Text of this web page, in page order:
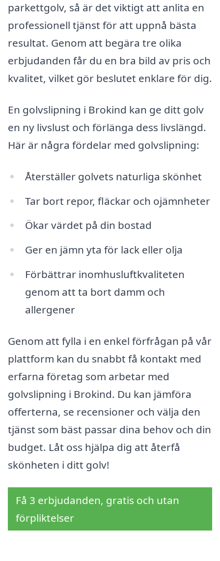
parkettgolv, så är det viktigt att anlita en
professionell tjänst för att uppnå bästa
resultat. Genom att begära tre olika
erbjudanden får du en bra bild av pris och
kvalitet, vilket gör beslutet enklare för dig.
En golvslipning i Brokind kan ge ditt golv
en ny livslust och förlänga dess livslängd.
Här är några fördelar med golvslipning:
Återställer golvets naturliga skönhet
Tar bort repor, fläckar och ojämnheter
Ökar värdet på din bostad
Ger en jämn yta för lack eller olja
Förbättrar inomhusluftkvaliteten
genom att ta bort damm och
allergener
Genom att fylla i en enkel förfrågan på vår
plattform kan du snabbt få kontakt med
erfarna företag som arbetar med
golvslipning i Brokind. Du kan jämföra
offerterna, se recensioner och välja den
tjänst som bäst passar dina behov och din
budget. Låt oss hjälpa dig att återfå
skönheten i ditt golv!
Få 3 erbjudanden, gratis och utan
förpliktelser